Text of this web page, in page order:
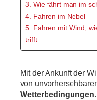
3. Wie fährt man im
4. Fahren im Nebel
5. Fahren mit Wind,
trifft
Mit der Ankunft der
von
Wetterbedingungen